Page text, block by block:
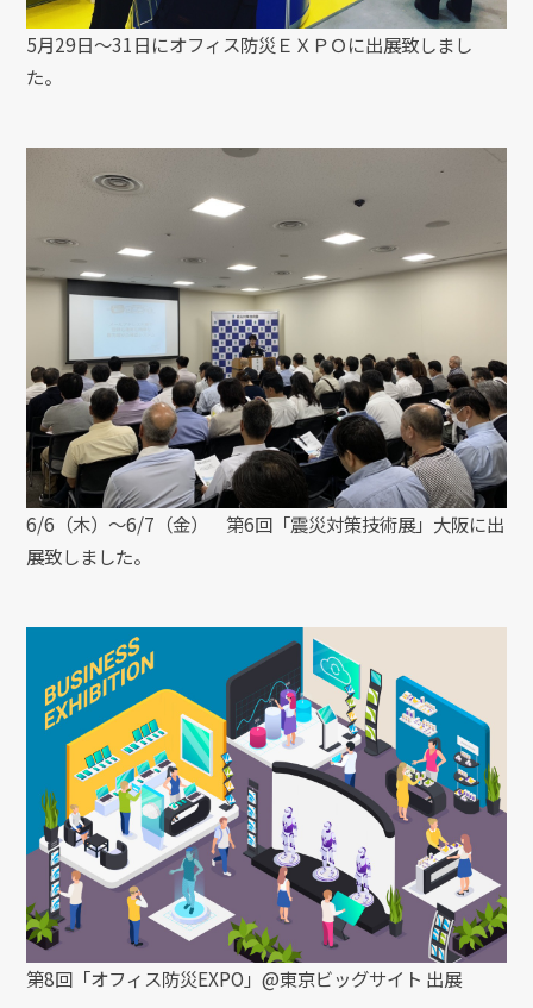
5月29日～31日にオフィス防災ＥＸＰＯに出展致しまし
た。
6/6（木）〜6/7（金） 第6回「震災対策技術展」大阪に出
展致しました。
第8回「オフィス防災EXPO」@東京ビッグサイト 出展